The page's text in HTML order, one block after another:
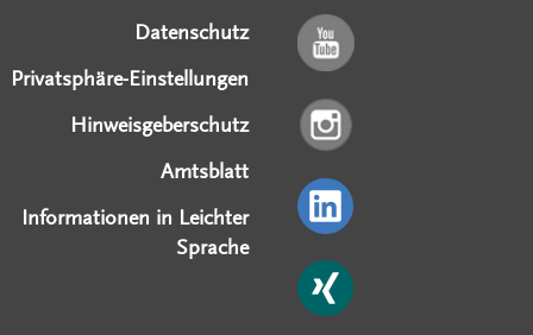
Datenschutz
Privatsphäre-Einstellungen
Hinweisgeberschutz
Amtsblatt
Informationen in Leichter
Sprache